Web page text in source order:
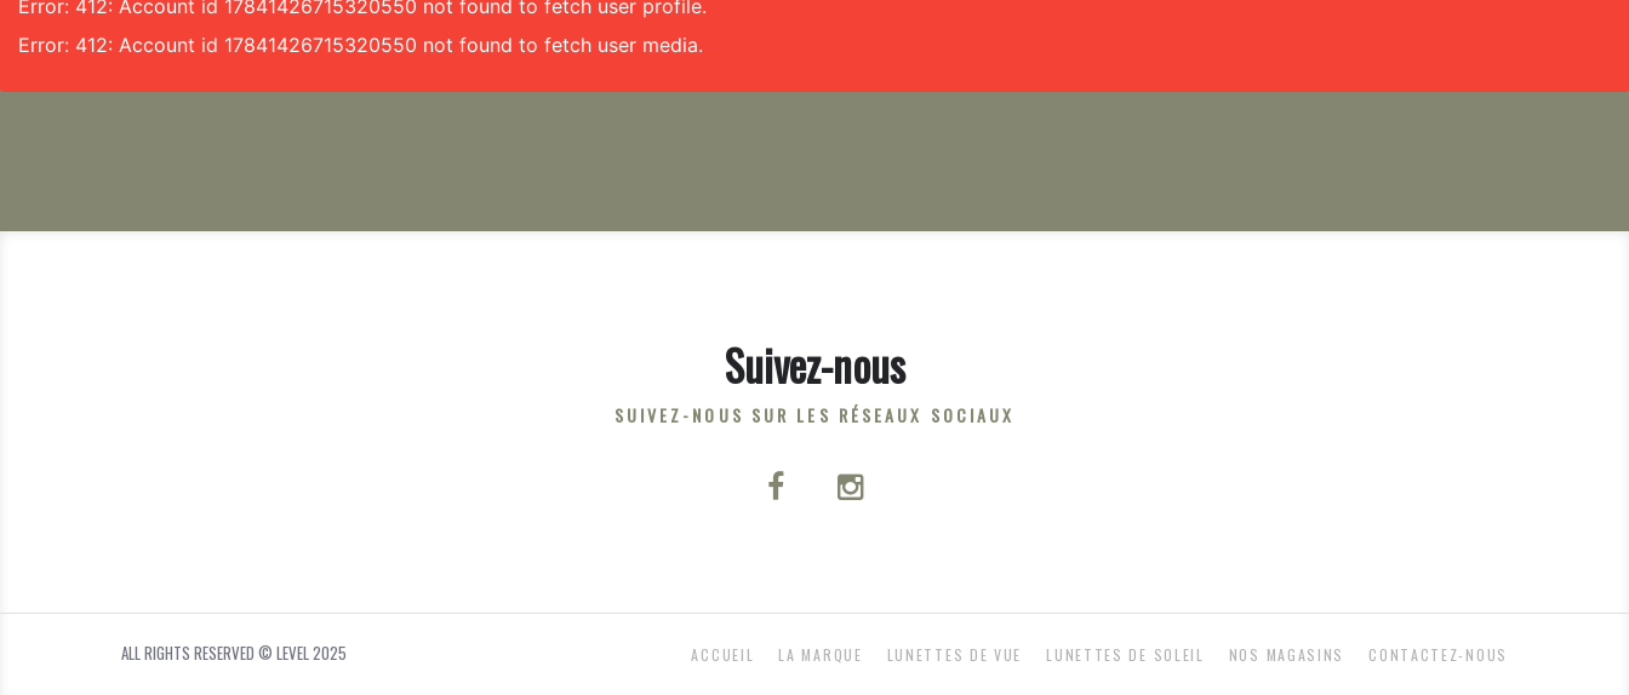
Error: 412: Account id 17841426715320550 not found to fetch user profile.
Error: 412: Account id 17841426715320550 not found to fetch user media.
Suivez-nous
SUIVEZ-NOUS SUR LES RÉSEAUX SOCIAUX
ALL RIGHTS RESERVED © LEVEL 2025 ACCUEIL LA MARQUE LUNETTES DE VUE LUNETTES DE SOLEIL NOS MAGASINS CONTACTEZ-NOUS